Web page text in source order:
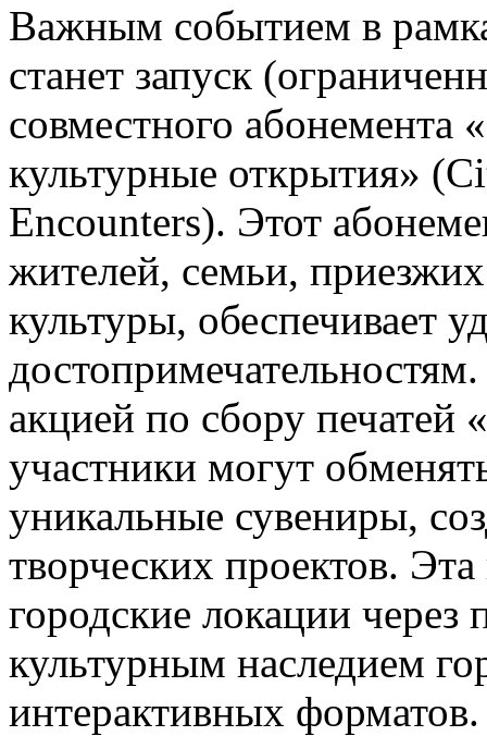
Важным событием в
станет запуск
совместного абонемента
культурные открытия»
Encounters). Этот
жителей, семьи,
культуры, обеспечивает
акцией по сбору печатей
участники могут
уникальные сувениры,
творческих проектов.
городские локации через
культурным наследием
интерактивных форматов.